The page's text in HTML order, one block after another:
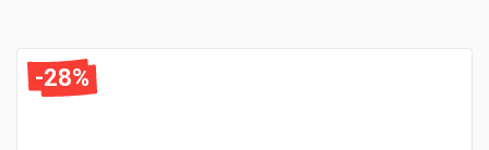
-28%